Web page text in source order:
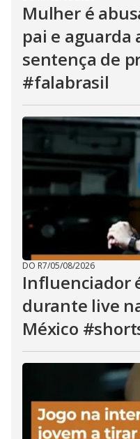
Mulher é
pai e aguarda
sentença de
#falabrasil
DO R7/05/08/2026
Influenciador
durante live
México